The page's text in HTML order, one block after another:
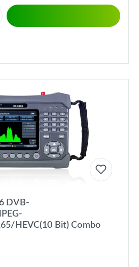
DVB-
HEVC(10 Bit) Combo